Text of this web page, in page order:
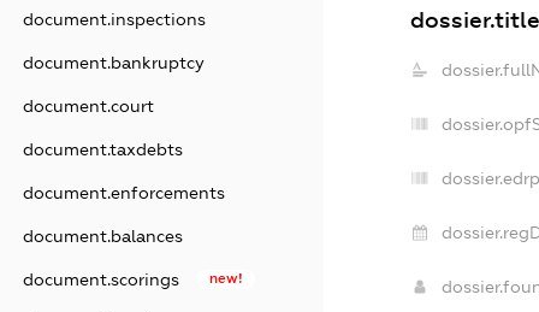
document.inspections
document.bankruptcy
document.court
document.taxdebts
document.enforcements
document.balances
document.scorings new!
dossier.title